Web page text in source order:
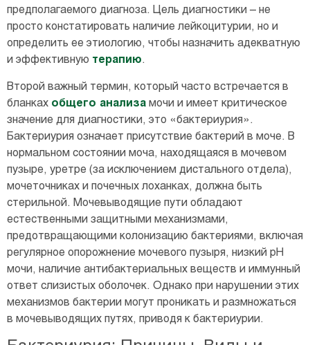
предполагаемого диагноза. Цель диагностики – не
просто констатировать наличие лейкоцитурии, но и
определить ее этиологию, чтобы назначить адекватную
и эффективную терапию.
Второй важный термин, который часто встречается в
бланках общего анализа мочи и имеет критическое
значение для диагностики, это «бактериурия».
Бактериурия означает присутствие бактерий в моче. В
нормальном состоянии моча, находящаяся в мочевом
пузыре, уретре (за исключением дистального отдела),
мочеточниках и почечных лоханках, должна быть
стерильной. Мочевыводящие пути обладают
естественными защитными механизмами,
предотвращающими колонизацию бактериями, включая
регулярное опорожнение мочевого пузыря, низкий pH
мочи, наличие антибактериальных веществ и иммунный
ответ слизистых оболочек. Однако при нарушении этих
механизмов бактерии могут проникать и размножаться
в мочевыводящих путях, приводя к бактериурии.